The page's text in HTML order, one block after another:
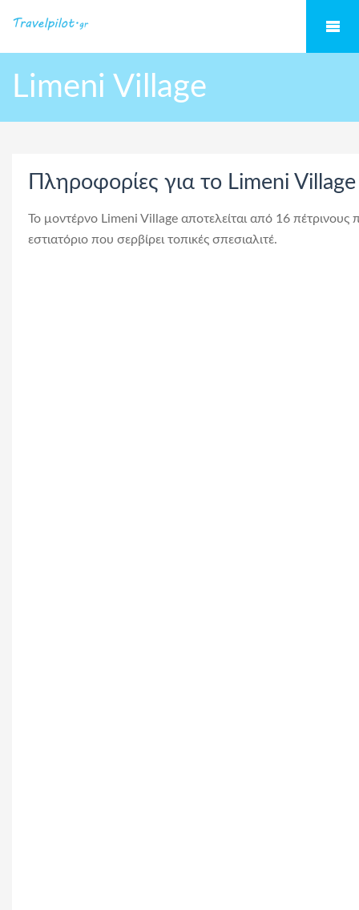
Limeni Village
Πληροφορίες για το Limeni Village
Το μοντέρνο Limeni Village αποτελείται από 16 πέτρινους
εστιατόριο που σερβίρει τοπικές σπεσιαλιτέ.